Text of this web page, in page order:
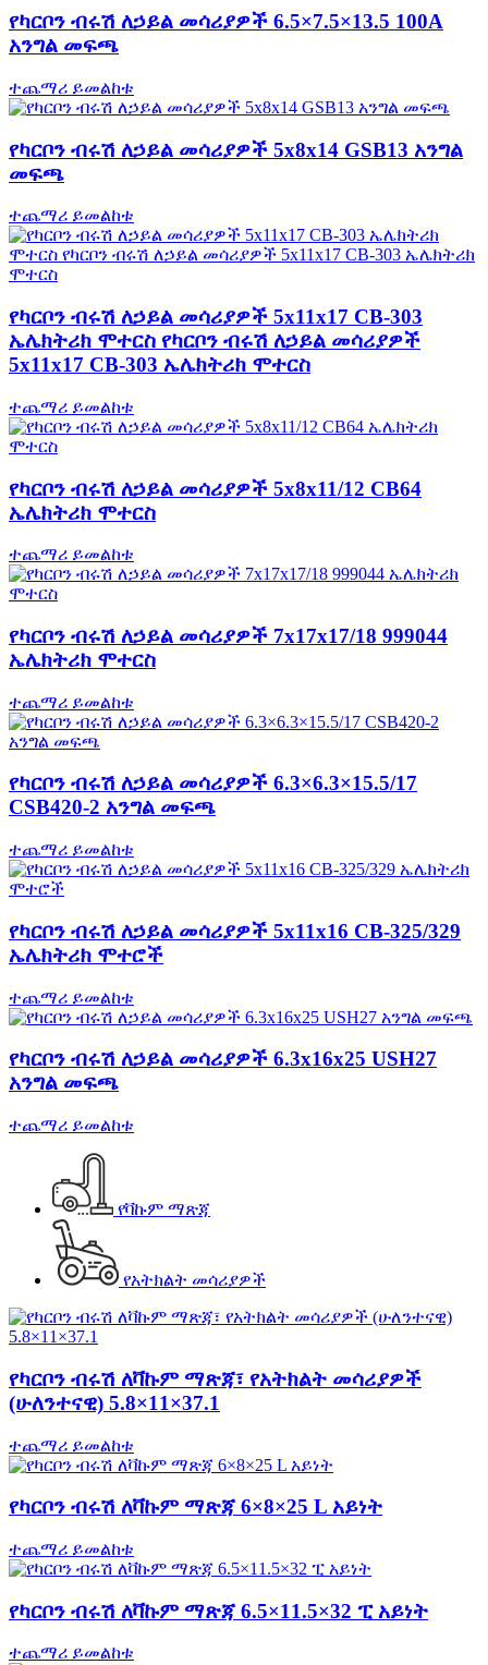
የካርቦን ብሩሽ ለኃይል መሳሪያዎች 6.5×7.5×13.5 100A
አንግል መፍጫ
ተጨማሪ ይመልከቱ
የካርቦን ብሩሽ ለኃይል መሳሪያዎች 5x8x14 GSB13 አንግል
መፍጫ
ተጨማሪ ይመልከቱ
የካርቦን ብሩሽ ለኃይል መሳሪያዎች 5x11x17 CB-303
ኤሌክትሪክ ሞተርስ የካርቦን ብሩሽ ለኃይል መሳሪያዎች
5x11x17 CB-303 ኤሌክትሪክ ሞተርስ
ተጨማሪ ይመልከቱ
የካርቦን ብሩሽ ለኃይል መሳሪያዎች 5x8x11/12 CB64
ኤሌክትሪክ ሞተርስ
ተጨማሪ ይመልከቱ
የካርቦን ብሩሽ ለኃይል መሳሪያዎች 7x17x17/18 999044
ኤሌክትሪክ ሞተርስ
ተጨማሪ ይመልከቱ
የካርቦን ብሩሽ ለኃይል መሳሪያዎች 6.3×6.3×15.5/17
CSB420-2 አንግል መፍጫ
ተጨማሪ ይመልከቱ
የካርቦን ብሩሽ ለኃይል መሳሪያዎች 5x11x16 CB-325/329
ኤሌክትሪክ ሞተሮች
ተጨማሪ ይመልከቱ
የካርቦን ብሩሽ ለኃይል መሳሪያዎች 6.3x16x25 USH27
አንግል መፍጫ
ተጨማሪ ይመልከቱ
የቫኩም ማጽጃ
የአትክልት መሳሪያዎች
የካርቦን ብሩሽ ለቫኩም ማጽጃ፣ የአትክልት መሳሪያዎች
(ሁለንተናዊ) 5.8×11×37.1
ተጨማሪ ይመልከቱ
የካርቦን ብሩሽ ለቫኩም ማጽጃ 6×8×25 L አይነት
ተጨማሪ ይመልከቱ
የካርቦን ብሩሽ ለቫኩም ማጽጃ 6.5×11.5×32 ፒ አይነት
ተጨማሪ ይመልከቱ